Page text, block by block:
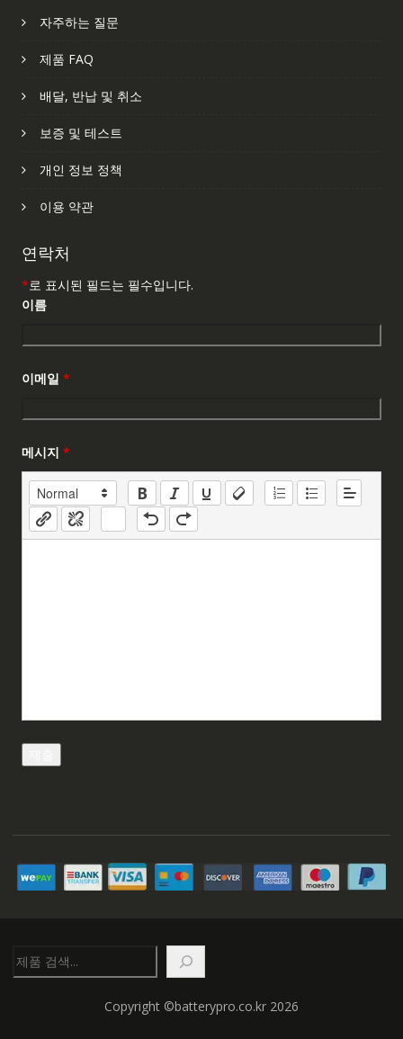
자주하는 질문
제품 FAQ
배달, 반납 및 취소
보증 및 테스트
개인 정보 정책
이용 약관
연락처
*로 표시된 필드는 필수입니다.
이름
이메일 *
메시지 *
색
Copyright ©batterypro.co.kr 2026